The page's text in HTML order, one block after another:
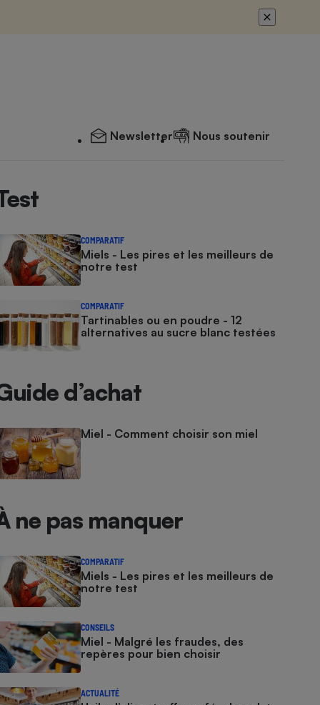
Newsletter Nous soutenir
COMPARATIF
Miels - Les pires et les meilleurs de
notre test
COMPARATIF
Tartinables ou en poudre - 12
alternatives au sucre blanc testées
d’achat
Miel - Comment choisir son miel
ne pas manquer
COMPARATIF
Miels - Les pires et les meilleurs de
notre test
CONSEILS
Miel - Malgré les fraudes, des
repères pour bien choisir
ACTUALITÉ